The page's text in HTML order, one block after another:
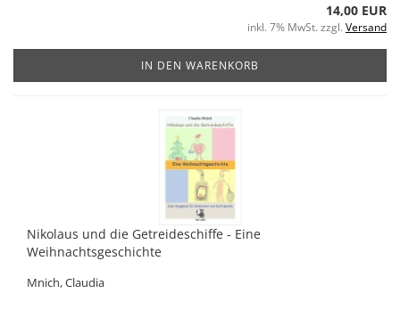
14,00 EUR
inkl. 7% MwSt. zzgl. Versand
IN DEN WARENKORB
Nikolaus und die Getreideschiffe - Eine
Weihnachtsgeschichte
Mnich, Claudia